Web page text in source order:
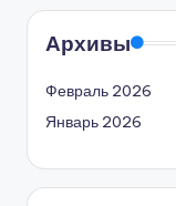
Архивы
Февраль 2026
Январь 2026